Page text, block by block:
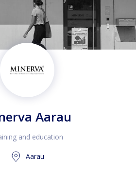
Aarau
and education
Aarau